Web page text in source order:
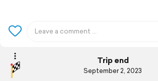
Trip end
September 2, 2023